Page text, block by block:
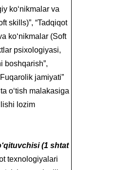
ko‘nikmalar va
skills)”, “Tadqiqot
ko‘nikmalar (Soft
psixologiyasi,
boshqarish”,
jamiyati”
o‘tish malakasiga
lozim
(1 shtat
texnologiyalari